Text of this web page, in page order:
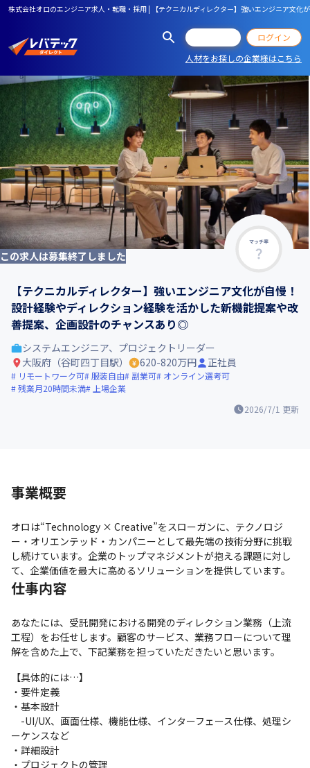
株式会社オロのエンジニア求人・転職・採用 | 【テクニカルディレクター】強いエンジニア文
ログイン
人材をお探しの企業様はこちら
マッチ率
この求人は募集終了しました
【テクニカルディレクター】強いエンジニア文化が自慢！
設計経験やディレクション経験を活かした新機能提案や改
善提案、企画設計のチャンスあり◎
2026/7/1 更新
システムエンジニア、プロジェクトリーダー
大阪府（谷町四丁目駅）
620-820万円 正社員
リモートワーク可 服装自由 副業可
オンライン選考可
残業月20時間未満
上場企業
事業概要
オロは“Technology × Creative”をスローガンに、テクノロジ
ー・オリエンテッド・カンパニーとして最先端の技術分野に挑戦
し続けています。企業のトップマネジメントが抱える課題に対し
て、企業価値を最大に高めるソリューションを提供しています。
仕事内容
あなたには、受託開発における開発のディレクション業務（上流
工程）をお任せします。顧客のサービス、業務フローについて理
解を含めた上で、下記業務を担っていただきたいと思います。
【具体的には…】
・要件定義
・基本設計
-UI/UX、画面仕様、機能仕様、インターフェース仕様、処理シ
ーケンスなど
・詳細設計
・プロジェクトの管理